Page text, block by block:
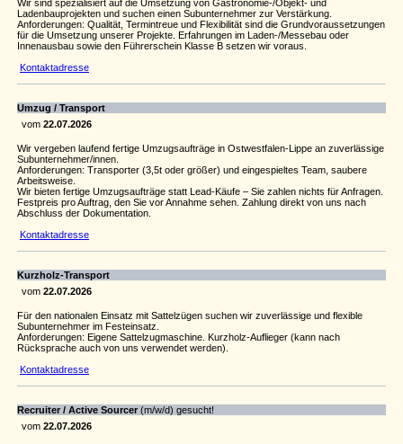
Wir sind spezialisiert auf die Umsetzung von Gastronomie-/Objekt- und
Ladenbauprojekten und suchen einen Subunternehmer zur Verstärkung.
Anforderungen: Qualität, Termintreue und Flexibilität sind die Grundvoraussetzungen
für die Umsetzung unserer Projekte. Erfahrungen im Laden-/Messebau oder
Innenausbau sowie den Führerschein Klasse B setzen wir voraus.
Kontaktadresse
Umzug / Transport
vom 22.07.2026
Wir vergeben laufend fertige Umzugsaufträge in Ostwestfalen-Lippe an zuverlässige
Subunternehmer/innen.
Anforderungen: Transporter (3,5t oder größer) und eingespieltes Team, saubere
Arbeitsweise.
Wir bieten fertige Umzugsaufträge statt Lead-Käufe – Sie zahlen nichts für Anfragen.
Festpreis pro Auftrag, den Sie vor Annahme sehen. Zahlung direkt von uns nach
Abschluss der Dokumentation.
Kontaktadresse
Kurzholz-Transport
vom 22.07.2026
Für den nationalen Einsatz mit Sattelzügen suchen wir zuverlässige und flexible
Subunternehmer im Festeinsatz.
Anforderungen: Eigene Sattelzugmaschine. Kurzholz-Auflieger (kann nach
Rücksprache auch von uns verwendet werden).
Kontaktadresse
Recruiter / Active Sourcer (m/w/d) gesucht!
vom 22.07.2026